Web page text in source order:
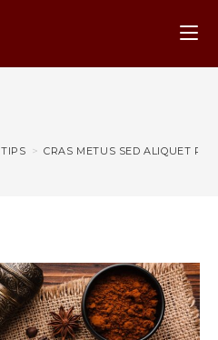
TIPS > CRAS METUS SED ALIQUET